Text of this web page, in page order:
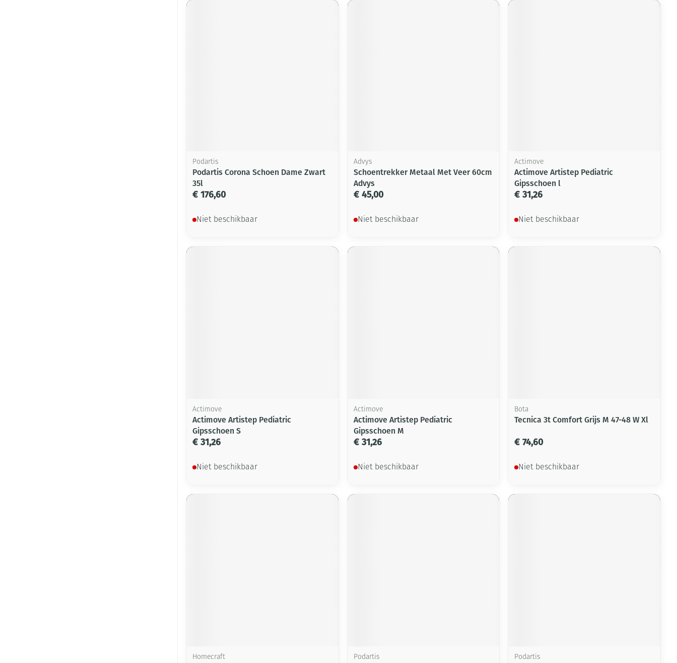
Podartis
Podartis Corona Schoen Dame Zwart
35l
€ 176,60
Niet beschikbaar
Advys
Schoentrekker Metaal Met Veer 60cm
Advys
€ 45,00
Niet beschikbaar
Actimove
Actimove Artistep Pediatric
Gipsschoen l
€ 31,26
Niet beschikbaar
Actimove
Actimove Artistep Pediatric
Gipsschoen S
€ 31,26
Niet beschikbaar
Actimove
Actimove Artistep Pediatric
Gipsschoen M
€ 31,26
Niet beschikbaar
Bota
Tecnica 3t Comfort Grijs M 47-48 W Xl
€ 74,60
Niet beschikbaar
Homecraft Podartis Podartis